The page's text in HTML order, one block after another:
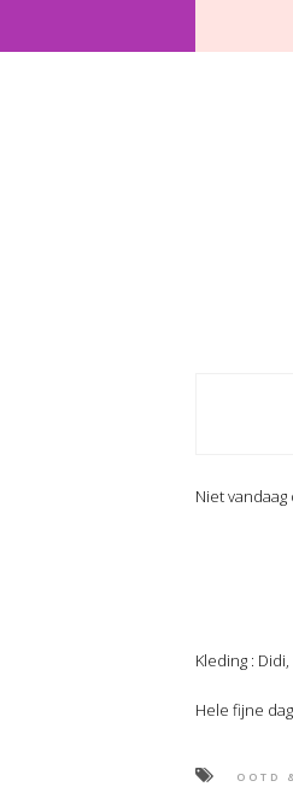
Niet
Kleding : Didi,
Hele fijne
OOTD